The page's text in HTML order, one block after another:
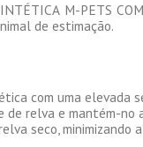
M-PETS
de estimação.
com uma elevada
relva e mantém-
seco, minimizando